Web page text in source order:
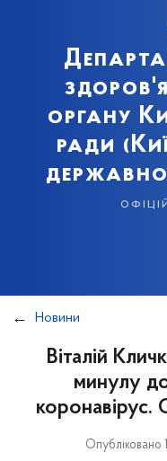
органу
ради
Новини
Віталій
минулу
Опубліковано